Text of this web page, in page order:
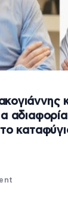
αδιαφορία